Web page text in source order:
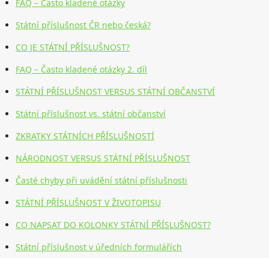
FAQ – Často kladené otázky
Státní příslušnost ČR nebo česká?
CO JE STÁTNÍ PŘÍSLUŠNOST?
FAQ – Často kladené otázky 2. díl
STÁTNÍ PŘÍSLUŠNOST VERSUS STÁTNÍ OBČANSTVÍ
Státní příslušnost vs. státní občanství
ZKRATKY STÁTNÍCH PŘÍSLUŠNOSTÍ
NÁRODNOST VERSUS STÁTNÍ PŘÍSLUŠNOST
Časté chyby při uvádění státní příslušnosti
STÁTNÍ PŘÍSLUŠNOST V ŽIVOTOPISU
CO NAPSAT DO KOLONKY STÁTNÍ PŘÍSLUŠNOST?
Státní příslušnost v úředních formulářích